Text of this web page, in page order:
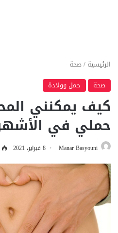
الرئيسية /صحة
صحة
حمل وولادة
كيف يمكنني
حملي في
Manar Basyouni 8 فبراير، 2021